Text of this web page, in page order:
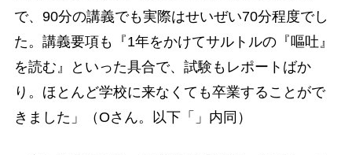
で、90分の講義でも実際はせいぜい70分程度でし
た。講義要項も『1年をかけてサルトルの『嘔吐』
を読む』といった具合で、試験もレポートばか
り。ほとんど学校に来なくても卒業することがで
きました」（Oさん。以下「」内同）